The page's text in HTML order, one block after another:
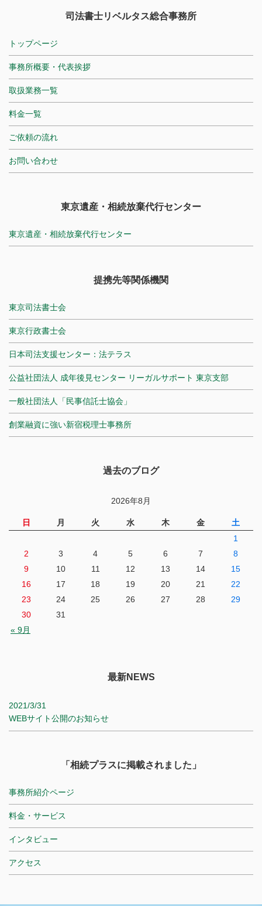
司法書士リベルタス総合事務所
トップページ
事務所概要・代表挨拶
取扱業務一覧
料金一覧
ご依頼の流れ
お問い合わせ
東京遺産・相続放棄代行センター
東京遺産・相続放棄代行センター
提携先等関係機関
東京司法書士会
東京行政書士会
日本司法支援センター：法テラス
公益社団法人 成年後見センター リーガルサポート 東京支部
一般社団法人「民事信託士協会」
創業融資に強い新宿税理士事務所
過去のブログ
2026年8月
日 月 火 水 木 金 土
« 9月
1
2
3 4 5 6 7
8
9
10 11 12 13 14
15
16
17 18 19 20 21
22
23
24 25 26 27 28
29
30
31
最新NEWS
2021/3/31
WEBサイト公開のお知らせ
「相続プラスに掲載されました」
事務所紹介ページ
料金・サービス
インタビュー
アクセス